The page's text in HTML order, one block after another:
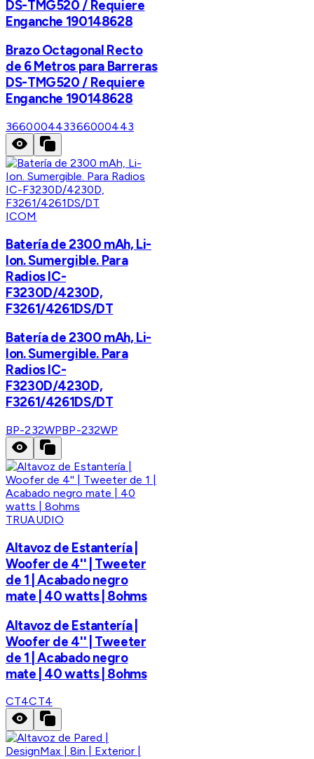
DS-TMG520 / Requiere
Enganche 190148628
Brazo Octagonal Recto
de 6 Metros para Barreras
DS-TMG520 / Requiere
Enganche 190148628
366000443366000443
ICOM
Batería de 2300 mAh, Li-
Ion. Sumergible. Para
Radios IC-
F3230D/4230D,
F3261/4261DS/DT
Batería de 2300 mAh, Li-
Ion. Sumergible. Para
Radios IC-
F3230D/4230D,
F3261/4261DS/DT
BP-232WPBP-232WP
TRUAUDIO
Altavoz de Estantería |
Woofer de 4'' | Tweeter
de 1 | Acabado negro
mate | 40 watts | 8ohms
Altavoz de Estantería |
Woofer de 4'' | Tweeter
de 1 | Acabado negro
mate | 40 watts | 8ohms
CT4CT4